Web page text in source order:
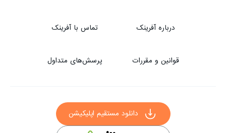
درباره آفرینک تماس با آفرینک
قوانین و مقررات پرسش‌های متداول
دانلود مستقیم اپلیکیشن